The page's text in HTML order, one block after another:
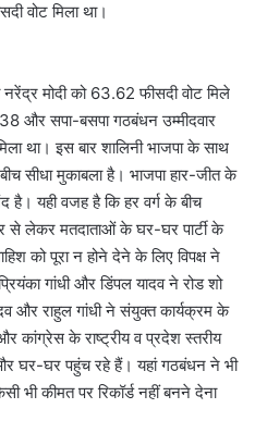
वोट मिला था।
मोदी को 63.62 फीसदी वोट मिले
और सपा-बसपा गठबंधन उम्मीदवार
था। इस बार शालिनी भाजपा के साथ
सीधा मुकाबला है। भाजपा हार-जीत के
है। यही वजह है कि हर वर्ग के बीच
लेकर मतदाताओं के घर-घर पार्टी के
को पूरा न होने देने के लिए विपक्ष ने
गांधी और डिंपल यादव ने रोड शो
और राहुल गांधी ने संयुक्त कार्यक्रम के
कांग्रेस के राष्ट्रीय व प्रदेश स्तरीय
और घर-घर पहुंच रहे हैं। यहां गठबंधन ने भी
भी कीमत पर रिकॉर्ड नहीं बनने देना